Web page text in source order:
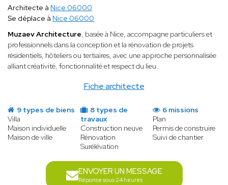
Fiche architecte
Architecte à Nice 06000
Se déplace à Nice 06000
Muzaev Architecture, basée à Nice, accompagne particuliers et
professionnels dans la conception et la rénovation de projets
résidentiels, hôteliers ou tertiaires, avec une approche personnalisée
alliant créativité, fonctionnalité et respect du lieu.
9 types de biens
Villa
Maison individuelle
Maison de ville
8 types de
travaux
Construction neuve
Rénovation
Surélévation
6 missions
Plan
Permis de construire
Suivi de chantier
ENVOYER UN MESSAGE
Réponse sous 24 heures